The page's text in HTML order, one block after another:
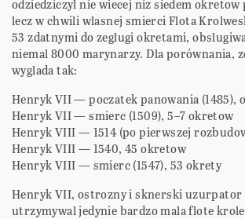
odziedziczyl nie wiecej niz siedem
lecz w chwili wlasnej smierci Flota
53 zdatnymi do zeglugi okretami,
niemal 8000 marynarzy. Dla porównania,
wyglada tak:
Henryk VII — poczatek panowania (1485),
Henryk VII — smierc (1509), 5–7 okretow
Henryk VIII — 1514 (po pierwszej
Henryk VIII — 1540, 45 okretow
Henryk VIII — smierc (1547), 53 okrety
Henryk VII, ostrozny i sknerski uzurpator
utrzymywal jedynie bardzo mala flote